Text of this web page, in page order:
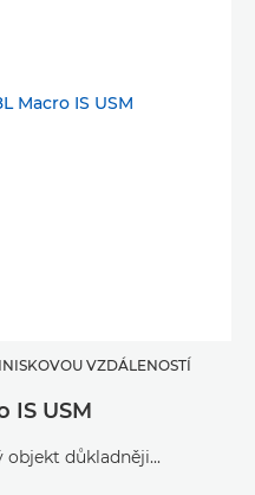
VZDÁLENOSTÍ
IS USM
důkladněji...